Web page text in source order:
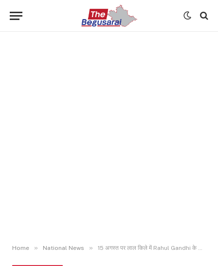
Home » National News » 15 अगस्त पर लाल किले में Rahul Gandhi के पीछे बैठने पर मचा बवाल, सरकार ने दिया ये जवाब…